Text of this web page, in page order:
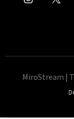
MiroStream |